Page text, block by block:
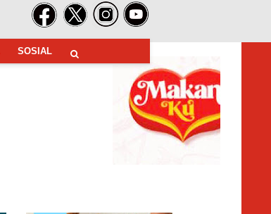
SOSIAL